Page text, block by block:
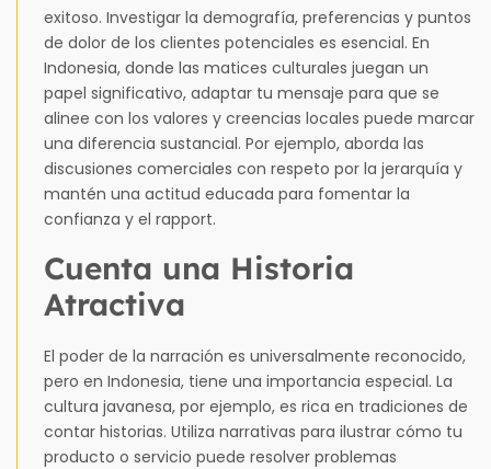
exitoso. Investigar la demografía, preferencias y puntos
de dolor de los clientes potenciales es esencial. En
Indonesia, donde las matices culturales juegan un
papel significativo, adaptar tu mensaje para que se
alinee con los valores y creencias locales puede marcar
una diferencia sustancial. Por ejemplo, aborda las
discusiones comerciales con respeto por la jerarquía y
mantén una actitud educada para fomentar la
confianza y el rapport.
Cuenta una Historia
Atractiva
El poder de la narración es universalmente reconocido,
pero en Indonesia, tiene una importancia especial. La
cultura javanesa, por ejemplo, es rica en tradiciones de
contar historias. Utiliza narrativas para ilustrar cómo tu
producto o servicio puede resolver problemas